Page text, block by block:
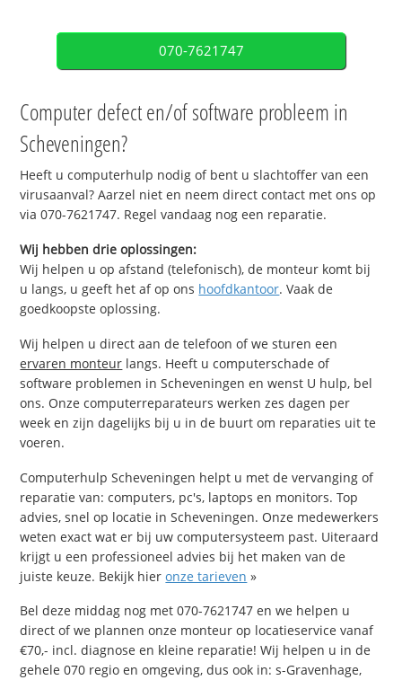
070-7621747
Computer defect en/of software probleem in
Scheveningen?
Heeft u computerhulp nodig of bent u slachtoffer van een
virusaanval? Aarzel niet en neem direct contact met ons op
via 070-7621747. Regel vandaag nog een reparatie.
Wij hebben drie oplossingen:
Wij helpen u op afstand (telefonisch), de monteur komt bij
u langs, u geeft het af op ons hoofdkantoor. Vaak de
goedkoopste oplossing.
Wij helpen u direct aan de telefoon of we sturen een
ervaren monteur langs. Heeft u computerschade of
software problemen in Scheveningen en wenst U hulp, bel
ons. Onze computerreparateurs werken zes dagen per
week en zijn dagelijks bij u in de buurt om reparaties uit te
voeren.
Computerhulp Scheveningen helpt u met de vervanging of
reparatie van: computers, pc's, laptops en monitors. Top
advies, snel op locatie in Scheveningen. Onze medewerkers
weten exact wat er bij uw computersysteem past. Uiteraard
krijgt u een professioneel advies bij het maken van de
juiste keuze. Bekijk hieronze tarieven »
Bel deze middag nog met 070-7621747 en we helpen u
direct of we plannen onze monteur op locatieservice vanaf
€70,- incl. diagnose en kleine reparatie! Wij helpen u in de
gehele 070 regio en omgeving, dus ook in: s-Gravenhage,